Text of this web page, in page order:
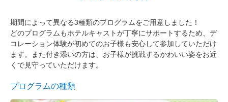
期間によって異なる3種類のプログラムをご用意しました！
どのプログラムもホテルキャストが丁寧にサポートするため、デ
コレーション体験が初めてのお子様も安心して参加していただけ
ます。また付き添いの方は、お子様が挑戦するかわいい姿をお近
くで見守っていただけます。
プログラムの種類